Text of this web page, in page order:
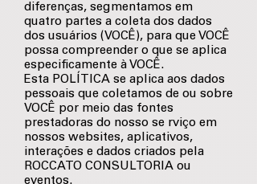
diferenças, segmentamos em
quatro partes a coleta dos dados
dos usuários (VOCÊ), para que VOCÊ
possa compreender o que se aplica
especificamente à VOCÊ.
Esta POLÍTICA se aplica aos dados
pessoais que coletamos de ou sobre
VOCÊ por meio das fontes
prestadoras do nosso se rviço em
nossos websites, aplicativos,
interações e dados criados pela
ROCCATO CONSULTORIA ou
eventos.